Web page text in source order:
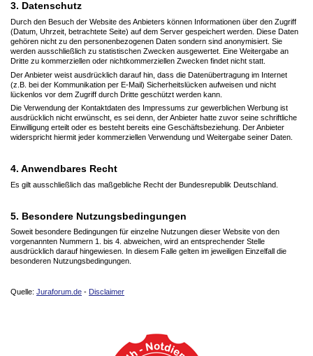
3. Datenschutz
Durch den Besuch der Website des Anbieters können Informationen über den Zugriff
(Datum, Uhrzeit, betrachtete Seite) auf dem Server gespeichert werden. Diese Daten
gehören nicht zu den personenbezogenen Daten sondern sind anonymisiert. Sie
werden ausschließlich zu statistischen Zwecken ausgewertet. Eine Weitergabe an
Dritte zu kommerziellen oder nichtkommerziellen Zwecken findet nicht statt.
Der Anbieter weist ausdrücklich darauf hin, dass die Datenübertragung im Internet
(z.B. bei der Kommunikation per E-Mail) Sicherheitslücken aufweisen und nicht
lückenlos vor dem Zugriff durch Dritte geschützt werden kann.
Die Verwendung der Kontaktdaten des Impressums zur gewerblichen Werbung ist
ausdrücklich nicht erwünscht, es sei denn, der Anbieter hatte zuvor seine schriftliche
Einwilligung erteilt oder es besteht bereits eine Geschäftsbeziehung. Der Anbieter
widerspricht hiermit jeder kommerziellen Verwendung und Weitergabe seiner Daten.
4. Anwendbares Recht
Es gilt ausschließlich das maßgebliche Recht der Bundesrepublik Deutschland.
5. Besondere Nutzungsbedingungen
Soweit besondere Bedingungen für einzelne Nutzungen dieser Website von den
vorgenannten Nummern 1. bis 4. abweichen, wird an entsprechender Stelle
ausdrücklich darauf hingewiesen. In diesem Falle gelten im jeweiligen Einzelfall die
besonderen Nutzungsbedingungen.
Quelle: Juraforum.de - Disclaimer